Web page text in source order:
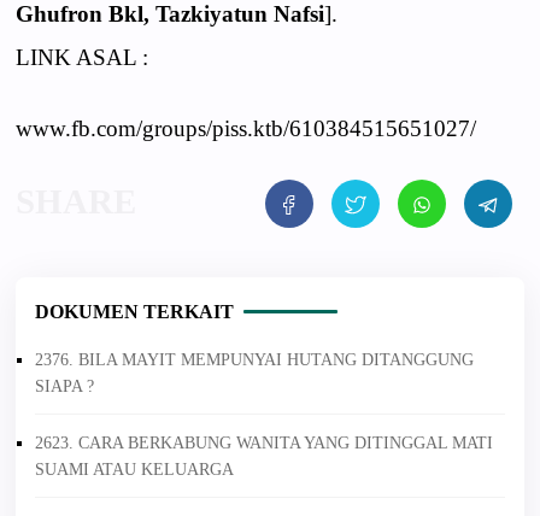
Ghufron Bkl, Tazkiyatun Nafsi].
LINK ASAL :
www.fb.com/groups/piss.ktb/610384515651027/
DOKUMEN TERKAIT
2376. BILA MAYIT MEMPUNYAI HUTANG DITANGGUNG
SIAPA ?
2623. CARA BERKABUNG WANITA YANG DITINGGAL MATI
SUAMI ATAU KELUARGA